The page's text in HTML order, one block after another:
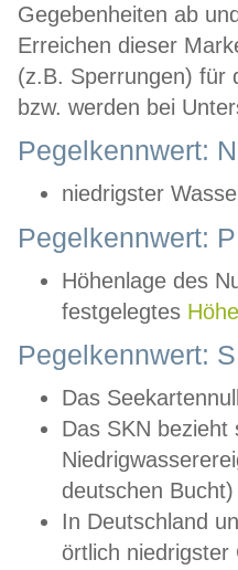
Gegebenheiten ab
Erreichen dieser
(z.B. Sperrungen) für
bzw. werden bei
Pegelkennwert:
niedrigster
Pegelkennwert:
Höhenlage des
festgelegtes
Pegelkennwert:
Das
Das SKN
deutschen
In Deutschland
örtlich